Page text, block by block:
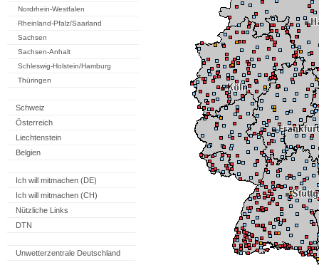
Nordrhein-Westfalen
Rheinland-Pfalz/Saarland
Sachsen
Sachsen-Anhalt
Schleswig-Holstein/Hamburg
Thüringen
Schweiz
Österreich
Liechtenstein
Belgien
Ich will mitmachen (DE)
Ich will mitmachen (CH)
Nützliche Links
DTN
Unwetterzentrale Deutschland